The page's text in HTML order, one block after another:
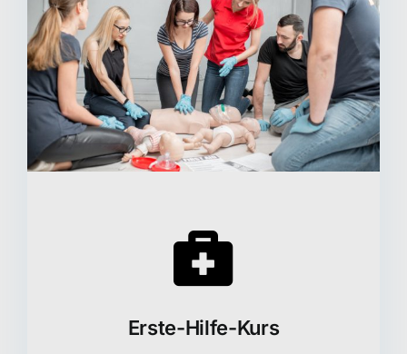
Erste-Hilfe-Kurs